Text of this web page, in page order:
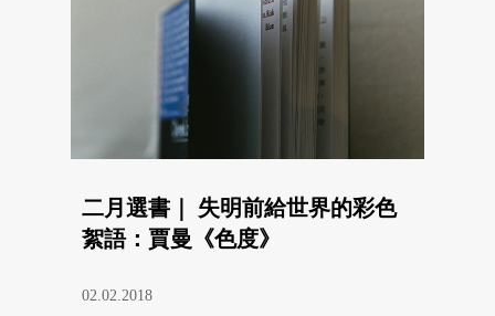
二月選書｜ 失明前給世界的彩色
絮語：賈曼《色度》
02.02.2018